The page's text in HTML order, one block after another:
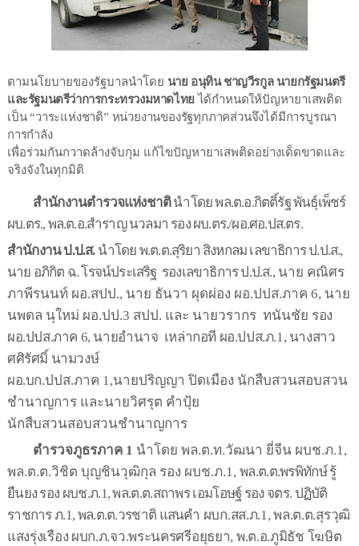
ตามนโยบายของรัฐบาลนำโดย นาย อนุทิน ชาญวีรกูล นายกรัฐมนตรี
และรัฐมนตรีว่าการกระทรวงมหาดไทย ได้กำหนดให้ปัญหายาเสพติด
เป็น“วาระแห่งชาติ” หน่วยงานของรัฐทุกภาคส่วนจึงได้มีการบูรณา
การกำลัง
เพื่อร่วมกันกวาดล้างจับกุม แก้ไขปัญหายาเสพติดอย่างเด็ดขาดและ
จริงจังในทุกมิติ
สำนักงานตำรวจแห่งชาติ นำโดยพล.ต.อ.กิตติ์รัฐพันธุ์เพ็ชร์
ผบ.ตร., พล.ต.อ.สำราญ นวลมา รอง ผบ.ตร./ผอ.ศอ.ปส.ตร.
สำนักงาน ป.ป.ส. นำโดย พ.ต.ต.สุริยา สิงหกลม เลขาธิการ ป.ป.ส.,
นาย อภิกิต ฉ. โรจน์ประเสริฐ รองเลขาธิการป.ป.ส., นาย คณิศร
ภาพีรนนท์ ผอ.สปป., นาย ธันวา ผุดผ่อง ผอ.ปปส.ภาค 6, นาย
นพดล นุใหม่ ผอ.ปป.3 สปป. และ นายวรากร ทนันชัย รอง
ผอ.ปปส.ภาค 6, นายอำนาจ เหล่ากอที ผอ.ปปส.ภ.1, นางสาว
ศศิรัศมิ์ นามวงษ์
ผอ.บก.ปปส.ภาค 1,นายปริญญา ปิดเมือง นักสืบสวนสอบสวน
ชำนาญการ และนายวิศรุต คำปุ้ย
นักสืบสวนสอบสวนชำนาญการ
ตำรวจภูธรภาค1 นำโดย พล.ต.ท.วัฒนา ยี่จีน ผบช.ภ.1,
พล.ต.ต.วิชิต บุญชินวุฒิกุล รอง ผบช.ภ.1, พล.ต.ต.พรพิทักษ์ รู้
ยืนยง รอง ผบช.ภ.1,พล.ต.ต.สถาพร เอมโอษฐ์ รอง จตร. ปฏิบัติ
ราชการภ.1, พล.ต.ต.วรชาติ แสนคำ ผบก.สส.ภ.1,พล.ต.ต.สุรวุฒิ
แสงรุ่งเรือง ผบก.ภ.จว.พระนครศรีอยุธยา, พ.ต.อ.ภูมิธัช โฆษิต